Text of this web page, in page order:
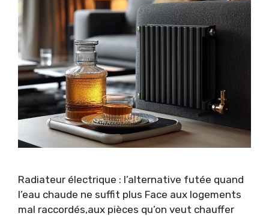
Radiateur électrique : l’alternative futée quand
l’eau chaude ne suffit plus Face aux logements
mal raccordés,aux pièces qu’on veut chauffer